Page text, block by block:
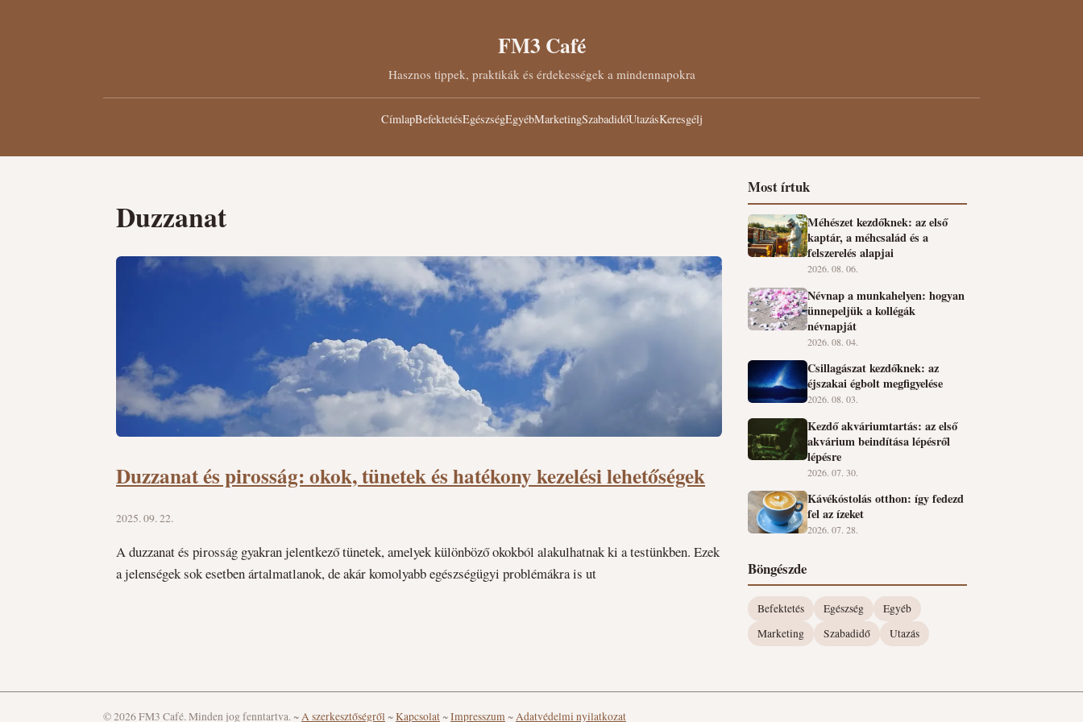
FM3 Café
Hasznos tippek, praktikák és érdekességek a mindennapokra
CímlapBefektetésEgészségEgyébMarketingSzabadidőUtazásKeresgélj
Duzzanat
Duzzanat és pirosság: okok, tünetek és hatékony kezelési lehetőségek
2025. 09. 22.
A duzzanat és pirosság gyakran jelentkező tünetek, amelyek különböző okokból alakulhatnak ki a testünkben. Ezek
a jelenségek sok esetben ártalmatlanok, de akár komolyabb egészségügyi problémákra is ut
Most írtuk
Méhészet kezdőknek: az első
kaptár, a méhcsalád és a
felszerelés alapjai
2026. 08. 06.
Névnap a munkahelyen: hogyan
ünnepeljük a kollégák
névnapját
2026. 08. 04.
Csillagászat kezdőknek: az
éjszakai égbolt megfigyelése
2026. 08. 03.
Kezdő akváriumtartás: az első
akvárium beindítása lépésről
lépésre
2026. 07. 30.
Kávékóstolás otthon: így fedezd
fel az ízeket
2026. 07. 28.
Böngészde
Befektetés Egészség
Egyéb
Marketing
Szabadidő Utazás
© 2026 FM3 Café. Minden jog fenntartva. ~A szerkesztőségről ~Kapcsolat ~Impresszum ~Adatvédelmi nyilatkozat